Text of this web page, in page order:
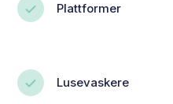
Plattformer
Lusevaskere